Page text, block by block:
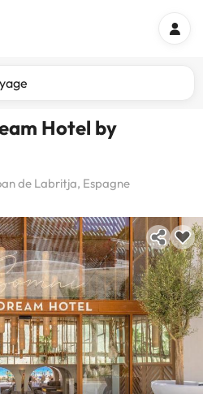
Hotel by
de Labritja, Espagne